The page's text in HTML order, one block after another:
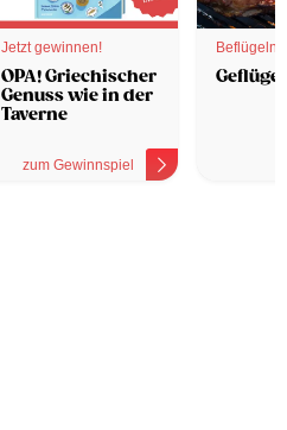
Jetzt gewinnen!
OPA! Griechischer
Genuss wie in der
Taverne
zum Gewinnspiel